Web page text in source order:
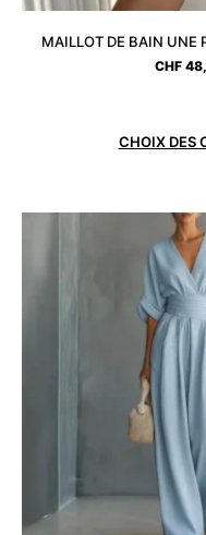
MAILLOT DE BAIN UNE
CHF
CHOIX DES